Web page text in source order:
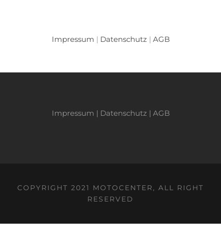
Impressum | Datenschutz | AGB
Impressum | Datenschutz | AGB
COPYRIGHT 2021 MOTOCENTER, ALL RIGHT
RESERVED